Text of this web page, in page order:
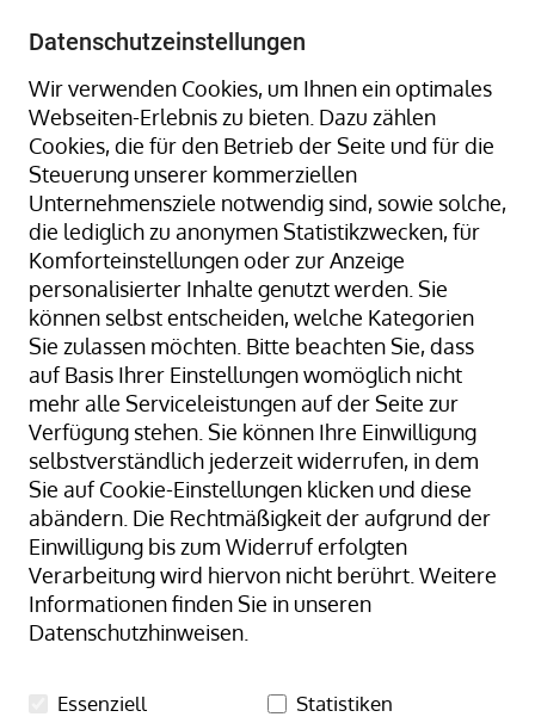
Datenschutzeinstellungen
Wir verwenden Cookies, um Ihnen ein optimales
Webseiten-Erlebnis zu bieten. Dazu zählen
Cookies, die für den Betrieb der Seite und für die
Steuerung unserer kommerziellen
Unternehmensziele notwendig sind, sowie solche,
die lediglich zu anonymen Statistikzwecken, für
Komforteinstellungen oder zur Anzeige
personalisierter Inhalte genutzt werden. Sie
können selbst entscheiden, welche Kategorien
Sie zulassen möchten. Bitte beachten Sie, dass
auf Basis Ihrer Einstellungen womöglich nicht
mehr alle Serviceleistungen auf der Seite zur
Verfügung stehen. Sie können Ihre Einwilligung
selbstverständlich jederzeit widerrufen, in dem
Sie auf Cookie-Einstellungen klicken und diese
abändern. Die Rechtmäßigkeit der aufgrund der
Einwilligung bis zum Widerruf erfolgten
Verarbeitung wird hiervon nicht berührt. Weitere
Informationen finden Sie in unseren
Datenschutzhinweisen.
Essenziell
Statistiken
Home
Gummiringe + Gummibänder
Gummiringe + Gummibänder Naturkautschuk
Gummibänder, natur/transparent; 50 mm Ø x 20 x 2
mm; lose geschüttet
Zum
Ende
der
Bildergalerie
springen